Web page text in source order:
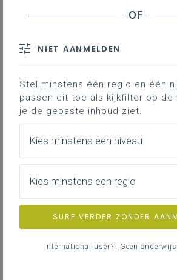
NIET AANMELDEN
Stel minstens één regio en één
passen dit toe als kijkfilter op de
je de gepaste inhoud ziet.
Kies minstens een niveau
Kies minstens een regio
SURF VERDER ZONDER
International user? Geen